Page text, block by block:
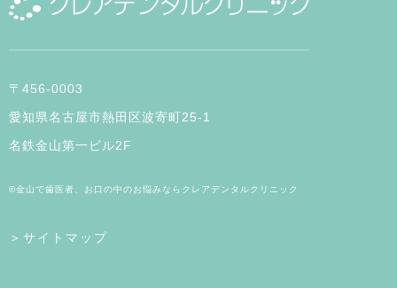
〒456-0003
愛知県名古屋市熱田区波寄町25-1
名鉄金山第一ビル2F
©金山で歯医者、お口の中のお悩みならクレアデンタルクリニック
＞サイトマップ